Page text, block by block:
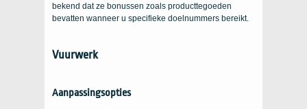
bekend dat ze bonussen zoals producttegoeden
bevatten wanneer u specifieke doelnummers bereikt.
Vuurwerk
Aanpassingsopties